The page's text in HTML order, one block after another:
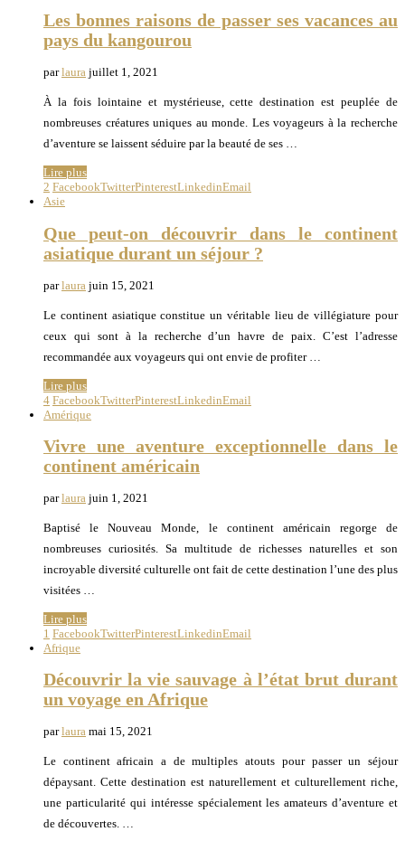
Les bonnes raisons de passer ses vacances au
pays du kangourou
parlaura juillet 1, 2021
À la fois lointaine et mystérieuse, cette destination est peuplée de
nombreuses créatures uniques au monde. Les voyageurs à la recherche
d’aventure se laissent séduire par la beauté de ses …
Lire plus
2 FacebookTwitterPinterestLinkedinEmail
Asie
Que peut-on découvrir dans le continent
asiatique durant un séjour ?
parlaura juin 15, 2021
Le continent asiatique constitue un véritable lieu de villégiature pour
ceux qui sont à la recherche d’un havre de paix. C’est l’adresse
recommandée aux voyageurs qui ont envie de profiter …
Lire plus
4 FacebookTwitterPinterestLinkedinEmail
Amérique
Vivre une aventure exceptionnelle dans le
continent américain
parlaura juin 1, 2021
Baptisé le Nouveau Monde, le continent américain regorge de
nombreuses curiosités. Sa multitude de richesses naturelles et son
incroyable diversité culturelle ont fait de cette destination l’une des plus
visitées …
Lire plus
1 FacebookTwitterPinterestLinkedinEmail
Afrique
Découvrir la vie sauvage à l’état brut durant
un voyage en Afrique
parlaura mai 15, 2021
Le continent africain a de multiples atouts pour passer un séjour
dépaysant. Cette destination est naturellement et culturellement riche,
une particularité qui intéresse spécialement les amateurs d’aventure et
de découvertes. …